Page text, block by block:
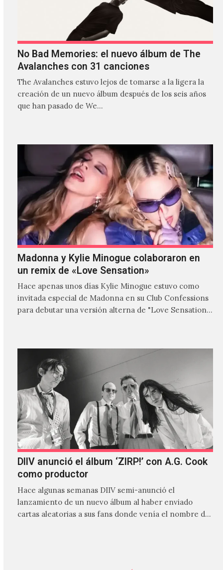
No Bad Memories: el nuevo álbum de The
Avalanches con 31 canciones
The Avalanches estuvo lejos de tomarse a la ligera la
creación de un nuevo álbum después de los seis años
que han pasado de We…
Madonna y Kylie Minogue colaboraron en
un remix de «Love Sensation»
Hace apenas unos días Kylie Minogue estuvo como
invitada especial de Madonna en su Club Confessions
para debutar una versión alterna de "Love Sensation",
DIIV anunció el álbum ‘ZIRP!’ con A.G. Cook
como productor
Hace algunas semanas DIIV semi-anunció el
lanzamiento de un nuevo álbum al haber enviado
cartas aleatorias a sus fans donde venía el nombre de